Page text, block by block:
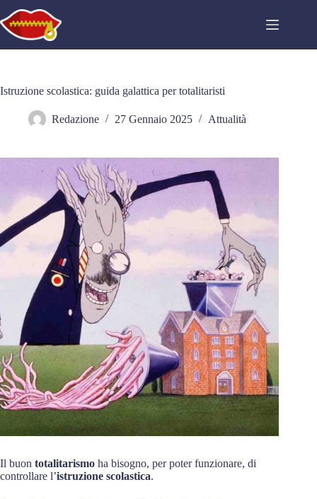
al
contenuto
Istruzione scolastica: guida galattica per totalitaristi
Redazione 27 Gennaio 2025 Attualità
Il buon totalitarismo ha bisogno, per poter funzionare, di
controllare l’istruzione scolastica.